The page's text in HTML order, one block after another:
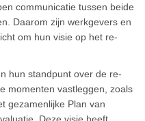
communicatie tussen beide
Daarom zijn werkgevers en
om hun visie op het re-
hun standpunt over de re-
momenten vastleggen, zoals
gezamenlijke Plan van
Deze visie heeft